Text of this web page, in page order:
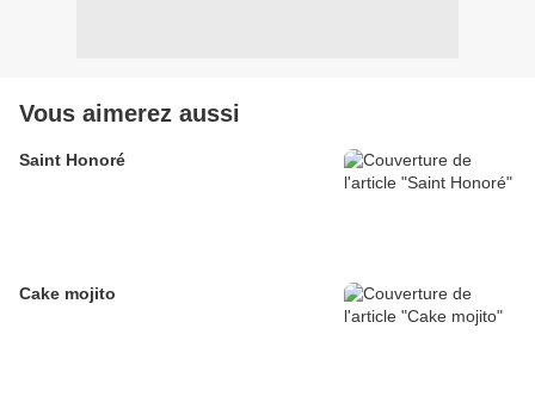
Vous aimerez aussi
Saint Honoré
Cake mojito